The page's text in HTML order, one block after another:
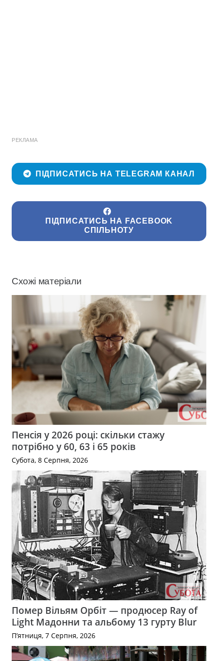
РЕКЛАМА
ПІДПИСАТИСЬ НА TELEGRAM КАНАЛ
ПІДПИСАТИСЬ НА FACEBOOK
СПІЛЬНОТУ
Схожі матеріали
Пенсія у 2026 році: скільки стажу
потрібно у 60, 63 і 65 років
Субота, 8 Серпня, 2026
Помер Вільям Орбіт — продюсер Ray of
Light Мадонни та альбому 13 гурту Blur
П’ятниця, 7 Серпня, 2026